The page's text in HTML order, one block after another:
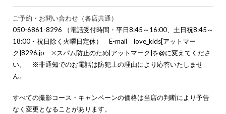
ご予約・お問い合わせ（各店共通）
050-6861-8296 （電話受付時間・平日8:45～16:00、土日祝8:45～
18:00・祝日除く火曜日定休） E-mail love_kids[アットマー
ク]8296.jp ※スパム防止のため[アットマーク]を@に変えてくださ
い。 ※非通知でのお電話は防犯上の理由により応答いたしませ
ん。
すべての撮影コース・キャンペーンの価格は当店の判断により予告
なく変更となることがあります。